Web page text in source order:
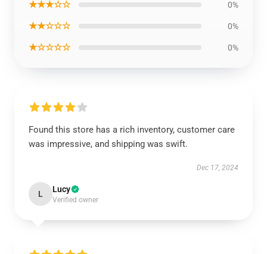
★★★☆☆ 0%
★★☆☆☆ 0%
★☆☆☆☆ 0%
Found this store has a rich inventory, customer care
was impressive, and shipping was swift.
Dec 17, 2024
L Lucy
Verified owner